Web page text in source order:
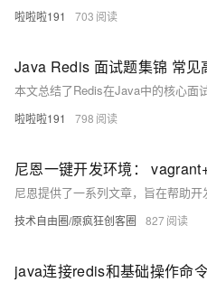
啦啦啦191 703
Java Redis 面试题集锦 常见
啦啦啦191 798
技术自由圈/原疯狂创客圈 827
java连接redis和基础操作命